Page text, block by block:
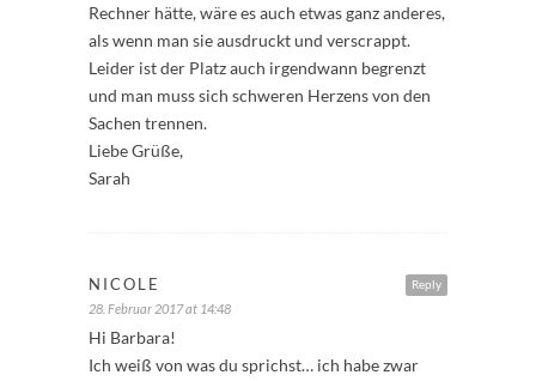
Rechner hätte, wäre es auch etwas ganz anderes,
als wenn man sie ausdruckt und verscrappt.
Leider ist der Platz auch irgendwann begrenzt
und man muss sich schweren Herzens von den
Sachen trennen.
Liebe Grüße,
Sarah
Reply
NICOLE
28. Februar 2017 at 14:48
Hi Barbara!
Ich weiß von was du sprichst… ich habe zwar